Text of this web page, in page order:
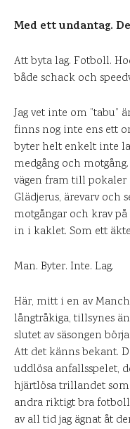
Med ett undantag.
Att byta lag. Fotboll.
både schack och
Jag vet inte om ”tabu”
finns nog inte ens ett
byter helt enkelt inte
medgång och
vägen fram till
Glädjerus, ärevarv och
motgångar och krav på
in i kaklet. Som ett
Man. Byter. Inte. Lag.
Här, mitt i en av
långtråkiga, tillsynes
slutet av säsongen
Att det känns bekant.
uddlösa anfallsspelet,
hjärtlösa trillandet
andra riktigt bra
av all tid jag ägnat åt